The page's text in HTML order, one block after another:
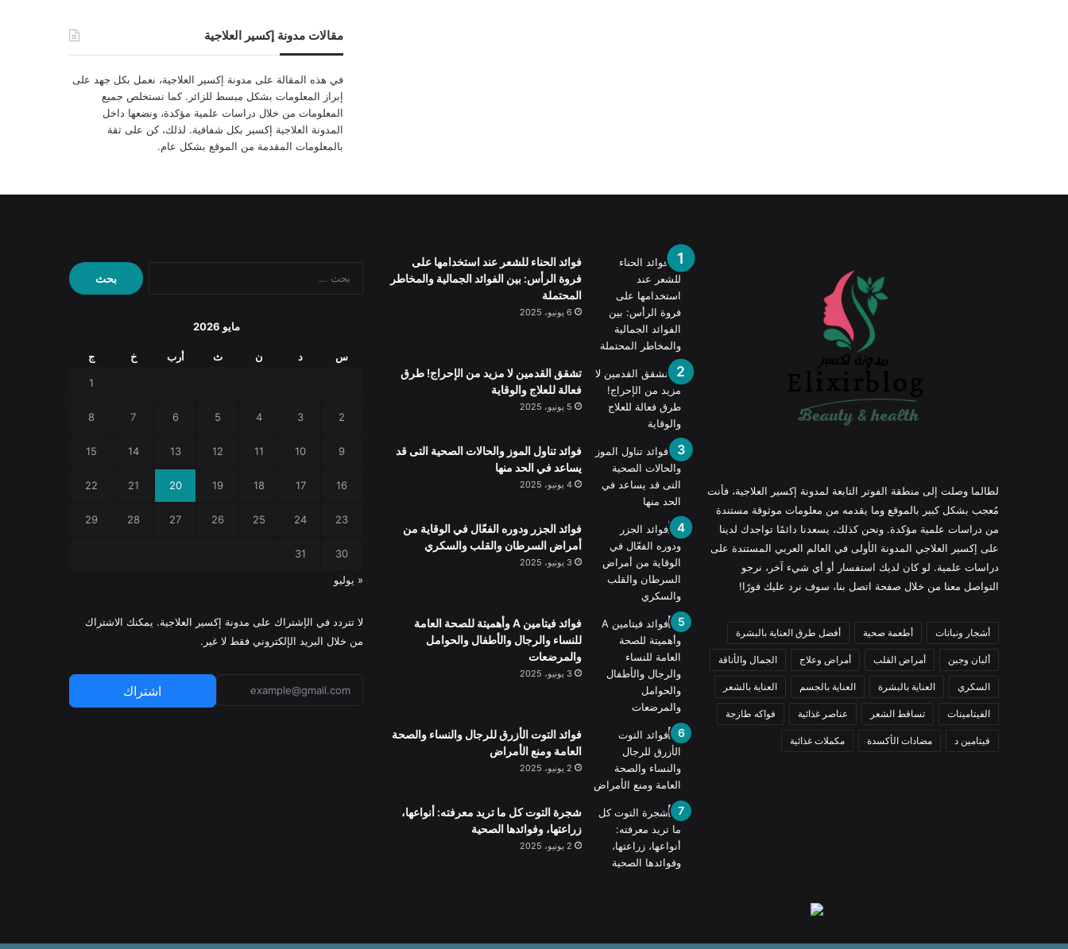
مقالات مدونة إكسير العلاجية
في هذه المقالة على مدونة إكسير العلاجية، نعمل بكل جهد على
إبراز المعلومات بشكل مبسط للزائر. كما نستخلص جميع
المعلومات من خلال دراسات علمية مؤكدة، ونضعها داخل
المدونة العلاجية إكسير بكل شفافية. لذلك، كن على ثقة
بالمعلومات المقدمة من الموقع بشكل عام.
لطالما وصلت إلى منطقة الفوتر التابعة لمدونة إكسير العلاجية، فأنت
مُعجب بشكل كبير بالموقع وما يقدمه من معلومات موثوقة مستندة
من دراسات علمية مؤكدة. ونحن كذلك، يسعدنا دائمًا تواجدك لدينا
على إكسير العلاجي المدونة الأولى في العالم العربي المستندة على
دراسات علمية. لو كان لديك استفسار أو أي شيء آخر، نرجو
التواصل معنا من خلال صفحة اتصل بنا، سوف نرد عليك فورًا!
أشجار ونباتات أطعمة صحية أفضل طرق العناية بالبشرة
ألبان وجبن أمراض القلب أمراض وعلاج الجمال والأناقة
السكري العناية بالبشرة العناية بالجسم العناية بالشعر
الفيتامينات تساقط الشعر عناصر غذائية فواكه طازجة
فيتامين د مضادات الأكسدة مكملات غذائية
فوائد الحناء للشعر عند استخدامها على
فروة الرأس: بين الفوائد الجمالية والمخاطر
المحتملة
6 يونيو، 2025
تشقق القدمين لا مزيد من الإحراج! طرق
فعالة للعلاج والوقاية
5 يونيو، 2025
فوائد تناول الموز والحالات الصحية التى قد
يساعد في الحد منها
4 يونيو، 2025
فوائد الجزر ودوره الفعّال في الوقاية من
أمراض السرطان والقلب والسكري
3 يونيو، 2025
فوائد فيتامين A وأهميتة للصحة العامة
للنساء والرجال والأطفال والحوامل
والمرضعات
3 يونيو، 2025
فوائد التوت الأزرق للرجال والنساء والصحة
العامة ومنع الأمراض
2 يونيو، 2025
شجرة التوت كل ما تريد معرفته: أنواعها،
زراعتها، وفوائدها الصحية
2 يونيو، 2025
البحث
عن:
مايو 2026
س د ن ث أرب خ ج
1
2
3
4
5
6
7
8
9
10
11
12
13
14
15
16
17
18
19
20
21
22
23
24
25
26
27
28
29
30
31
« يوليو
لا تتردد في الإشتراك على مدونة إكسير العلاجية. يمكنك الاشتراك
من خلال البريد الإلكتروني فقط لا غير.
اشتراك